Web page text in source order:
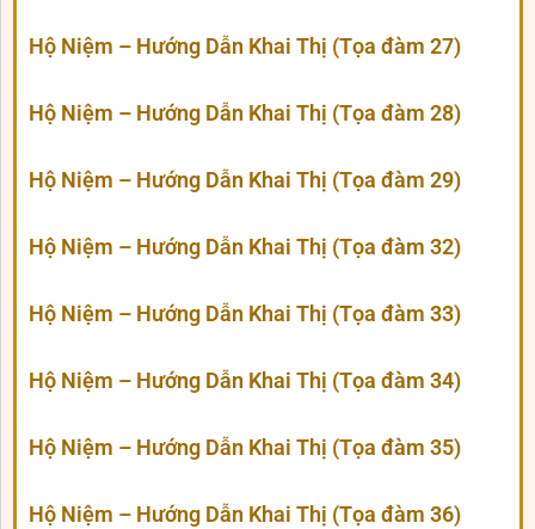
Hộ Niệm – Hướng Dẫn Khai Thị (Tọa đàm 27)
Hộ Niệm – Hướng Dẫn Khai Thị (Tọa đàm 28)
Hộ Niệm – Hướng Dẫn Khai Thị (Tọa đàm 29)
Hộ Niệm – Hướng Dẫn Khai Thị (Tọa đàm 32)
Hộ Niệm – Hướng Dẫn Khai Thị (Tọa đàm 33)
Hộ Niệm – Hướng Dẫn Khai Thị (Tọa đàm 34)
Hộ Niệm – Hướng Dẫn Khai Thị (Tọa đàm 35)
Hộ Niệm – Hướng Dẫn Khai Thị (Tọa đàm 36)